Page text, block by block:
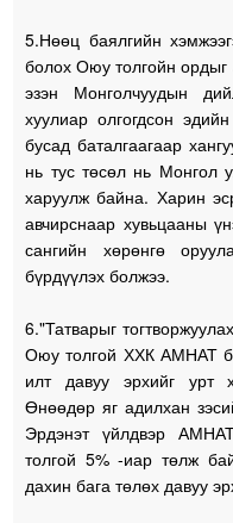
5.Нөөц баялгийн
болох Оюу толгойн
эзэн Монголчуудын
хуулиар олгогдсон
бусад баталгаагаар
нь тус төсөл нь Монгол
харуулж байна. Харин
авчирснаар хувьцааны
сангийн хөрөнгө
бүрдүүлэх болжээ.
6."Татварыг
Оюу толгой ХХК АМНАТ
илт давуу эрхийг урт
Өнөөдөр яг адилхан
Эрдэнэт үйлдвэр
толгой 5% -иар төлж
дахин бага төлөх давуу